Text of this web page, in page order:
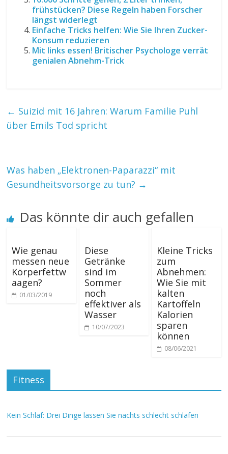
frühstücken? Diese Regeln haben Forscher
längst widerlegt
Einfache Tricks helfen: Wie Sie Ihren Zucker-
Konsum reduzieren
Mit links essen! Britischer Psychologe verrät
genialen Abnehm-Trick
← Suizid mit 16 Jahren: Warum Familie Puhl
über Emils Tod spricht
Was haben „Elektronen-Paparazzi“ mit
Gesundheitsvorsorge zu tun? →
Das könnte dir auch gefallen
Wie genau
messen neue
Körperfettw
aagen?
01/03/2019
Diese
Getränke
sind im
Sommer
noch
effektiver als
Wasser
10/07/2023
Kleine Tricks
zum
Abnehmen:
Wie Sie mit
kalten
Kartoffeln
Kalorien
sparen
können
08/06/2021
Fitness
Kein Schlaf: Drei Dinge lassen Sie nachts schlecht schlafen